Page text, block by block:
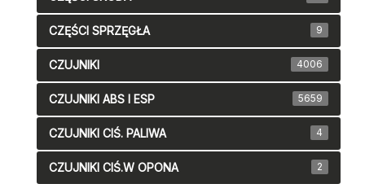
CZĘŚCI SPRZĘGŁA 9
CZUJNIKI 4006
CZUJNIKI ABS I ESP 5659
CZUJNIKI CIŚ. PALIWA 4
CZUJNIKI CIŚ.W OPONA 2